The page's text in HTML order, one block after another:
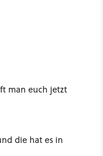
man euch jetzt
die hat es in